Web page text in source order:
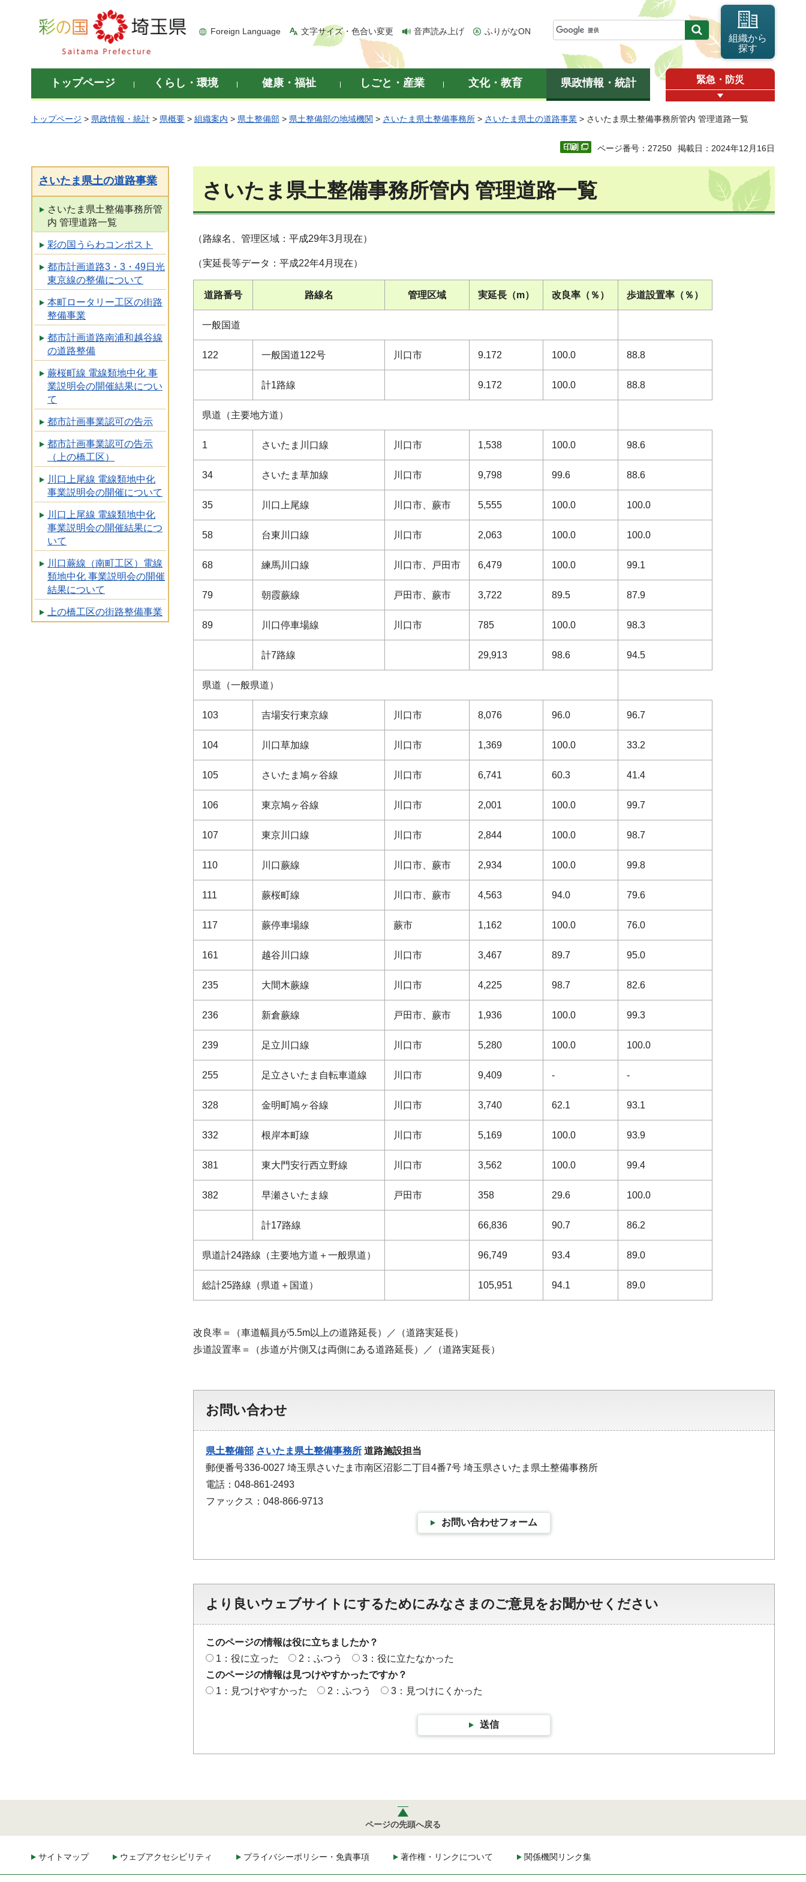
彩の国 埼玉県
Foreign Language 文字サイズ・色合い変更 音声読み上げ ふりがなON
組織から
探す
トップページ くらし・環境 健康・福祉 しごと・産業 文化・教育 県政情報・統計 緊急・防災
トップページ > 県政情報・統計 > 県概要 > 組織案内 > 県土整備部 > 県土整備部の地域機関 > さいたま県土整備事務所 > さいたま県土の道路事業 > さいたま県土整備事務所管内 管理道路一覧
ページ番号：27250 掲載日：2024年12月16日
さいたま県土の道路事業
さいたま県土整備事務所管
内 管理道路一覧
彩の国うらわコンポスト
都市計画道路3・3・49日光
東京線の整備について
本町ロータリー工区の街路
整備事業
都市計画道路南浦和越谷線
の道路整備
蕨桜町線 電線類地中化 事
業説明会の開催結果につい
て
都市計画事業認可の告示
都市計画事業認可の告示
（上の橋工区）
川口上尾線 電線類地中化
事業説明会の開催について
川口上尾線 電線類地中化
事業説明会の開催結果につ
いて
川口蕨線（南町工区）電線
類地中化 事業説明会の開催
結果について
上の橋工区の街路整備事業
さいたま県土整備事務所管内 管理道路一覧
（路線名、管理区域：平成29年3月現在）
（実延長等データ：平成22年4月現在）
道路番号 路線名 管理区域 実延長（m） 改良率（％） 歩道設置率（％）
一般国道
122 一般国道122号 川口市 9.172 100.0 88.8
計1路線 9.172 100.0 88.8
県道（主要地方道）
1 さいたま川口線 川口市 1,538 100.0 98.6
34 さいたま草加線 川口市 9,798 99.6 88.6
35 川口上尾線 川口市、蕨市 5,555 100.0 100.0
58 台東川口線 川口市 2,063 100.0 100.0
68 練馬川口線 川口市、戸田市 6,479 100.0 99.1
79 朝霞蕨線 戸田市、蕨市 3,722 89.5 87.9
89 川口停車場線 川口市 785 100.0 98.3
計7路線 29,913 98.6 94.5
県道（一般県道）
103 吉場安行東京線 川口市 8,076 96.0 96.7
104 川口草加線 川口市 1,369 100.0 33.2
105 さいたま鳩ヶ谷線 川口市 6,741 60.3 41.4
106 東京鳩ヶ谷線 川口市 2,001 100.0 99.7
107 東京川口線 川口市 2,844 100.0 98.7
110 川口蕨線 川口市、蕨市 2,934 100.0 99.8
111 蕨桜町線 川口市、蕨市 4,563 94.0 79.6
117 蕨停車場線 蕨市 1,162 100.0 76.0
161 越谷川口線 川口市 3,467 89.7 95.0
235 大間木蕨線 川口市 4,225 98.7 82.6
236 新倉蕨線 戸田市、蕨市 1,936 100.0 99.3
239 足立川口線 川口市 5,280 100.0 100.0
255 足立さいたま自転車道線 川口市 9,409 - -
328 金明町鳩ヶ谷線 川口市 3,740 62.1 93.1
332 根岸本町線 川口市 5,169 100.0 93.9
381 東大門安行西立野線 川口市 3,562 100.0 99.4
382 早瀬さいたま線 戸田市 358 29.6 100.0
計17路線 66,836 90.7 86.2
県道計24路線（主要地方道＋一般県道） 96,749 93.4 89.0
総計25路線（県道＋国道） 105,951 94.1 89.0
改良率＝（車道幅員が5.5m以上の道路延長）／（道路実延長）
歩道設置率＝（歩道が片側又は両側にある道路延長）／（道路実延長）
お問い合わせ
県土整備部 さいたま県土整備事務所 道路施設担当
郵便番号336-0027 埼玉県さいたま市南区沼影二丁目4番7号 埼玉県さいたま県土整備事務所
電話：048-861-2493
ファックス：048-866-9713
お問い合わせフォーム
より良いウェブサイトにするためにみなさまのご意見をお聞かせください
このページの情報は役に立ちましたか？
1：役に立った
2：ふつう
3：役に立たなかった
このページの情報は見つけやすかったですか？
1：見つけやすかった
2：ふつう 3：見つけにくかった
送信
ページの先頭へ戻る
サイトマップ ウェブアクセシビリティ プライバシーポリシー・免責事項 著作権・リンクについて 関係機関リンク集